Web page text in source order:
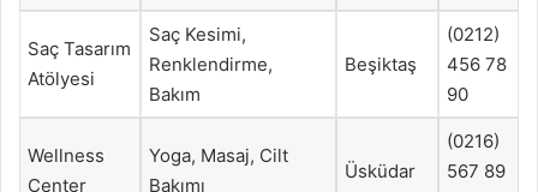
Saç Tasarım
Atölyesi
Saç Kesimi,
Renklendirme,
Bakım
Beşiktaş
(0212)
456 78
90
Wellness
Center
Yoga, Masaj, Cilt
Bakımı
Üsküdar
(0216)
567 89